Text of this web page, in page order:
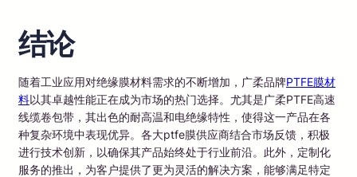
结论
随着工业应用对绝缘膜材料需求的不断增加，广柔品牌PTFE膜材
料以其卓越性能正在成为市场的热门选择。尤其是广柔PTFE高速
线缆卷包带，其出色的耐高温和电绝缘特性，使得这一产品在各
种复杂环境中表现优异。各大ptfe膜供应商结合市场反馈，积极
进行技术创新，以确保其产品始终处于行业前沿。此外，定制化
服务的推出，为客户提供了更为灵活的解决方案，能够满足特定